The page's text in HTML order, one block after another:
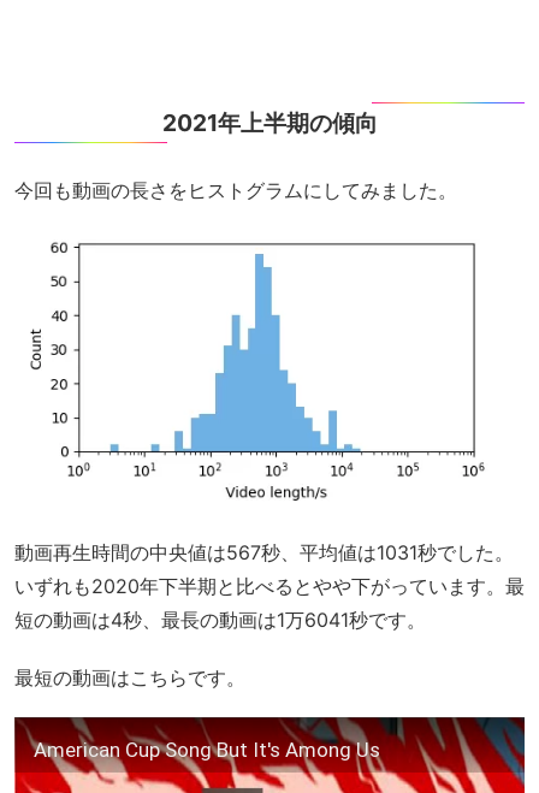
2021年上半期の傾向
今回も動画の長さをヒストグラムにしてみました。
動画再生時間の中央値は567秒、平均値は1031秒でした。
いずれも2020年下半期と比べるとやや下がっています。最
短の動画は4秒、最長の動画は1万6041秒です。
最短の動画はこちらです。
American Cup Song But It's Among Us